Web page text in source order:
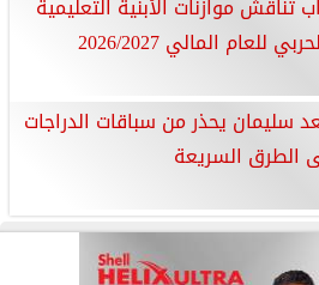
تناقش موازنات الأبنية التعليمية
للعام المالي 2026/2027
يحذر من سباقات الدراجات
الطرق السريعة